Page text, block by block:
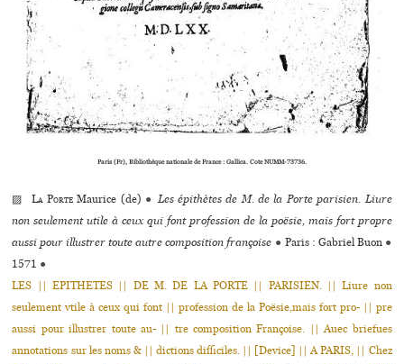
Paris (Fr), Bibliothèque nationale de France : Gallica. Cote NUMM-73736.
▨La PorteMaurice (de) ● Les épithètes de M. de la Porte parisien. Liure
non seulement utile à ceux qui font profession de la poësie, mais fort propre
aussi pour illustrer toute autre composition françoise ● Paris : Gabriel Buon ●
1571 ●
LES || EPITHETES || DE M. DE LA PORTE || PARISIEN. || Liure non
seulement vtile à ceux qui font || profession de la Poësie,mais fort pro- || pre
aussi pour illustrer toute au- || tre composition Françoise. || Auec briefues
annotations sur les noms & || dictions difficiles. || [Device] || A PARIS, || Chez